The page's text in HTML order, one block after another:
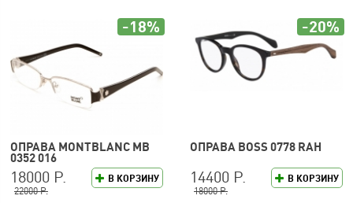
ОПРАВА MONTBLANC MB
0352 016
В КОРЗИНУ
18000 Р.
22000 Р.
-18%
ОПРАВА BOSS 0778 RAH
В КОРЗИНУ
14400 Р.
18000 Р.
-20%